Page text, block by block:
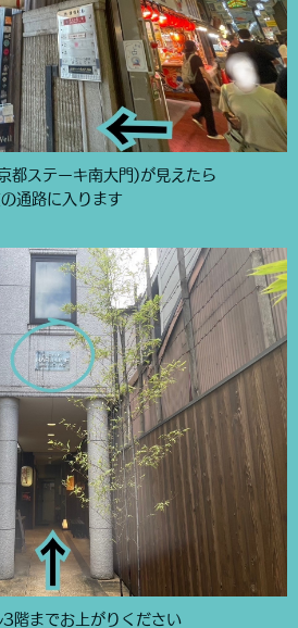
都ステーキ南大門)が見えたら
通路に入ります
3階までお上がりください